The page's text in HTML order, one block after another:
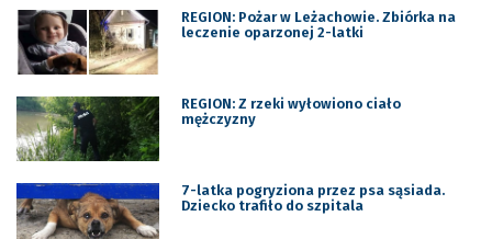
REGION: Pożar w Leżachowie. Zbiórka na
leczenie oparzonej 2-latki
REGION: Z rzeki wyłowiono ciało
mężczyzny
7-latka pogryziona przez psa sąsiada.
Dziecko trafiło do szpitala